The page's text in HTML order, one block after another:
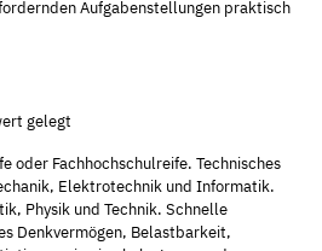
Aufgabenstellungen praktisch
gelegt
oder Fachhochschulreife. Technisches
Elektrotechnik und Informatik.
Physik und Technik. Schnelle
Denkvermögen, Belastbarkeit,